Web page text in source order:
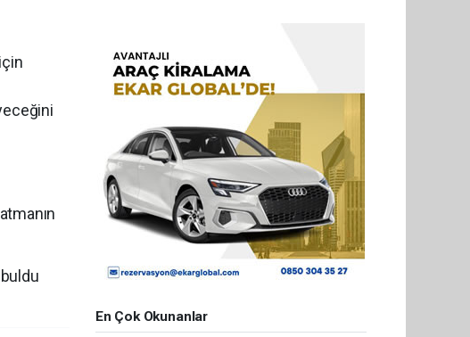
En Çok Okunanlar